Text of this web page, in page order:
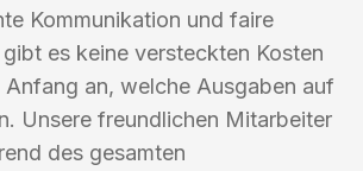
Kommunikation und faire
gibt es keine versteckten Kosten
an, welche Ausgaben auf
Unsere freundlichen Mitarbeiter
des gesamten